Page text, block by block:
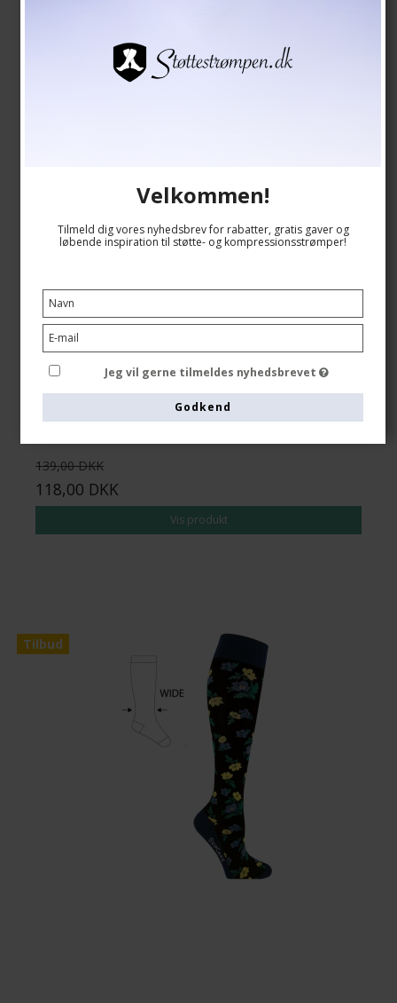
SupCare Støttestrømper Bomuld, Sort, BRED MODEL
SupCare
1510-2
Se størrelsesskema her
139,00 DKK
118,00 DKK
Vis produkt
Tilbud
Velkommen!
Tilmeld dig vores nyhedsbrev for rabatter, gratis gaver og
løbende inspiration til støtte- og kompressionsstrømper!
Jeg vil gerne tilmeldes nyhedsbrevet
Godkend